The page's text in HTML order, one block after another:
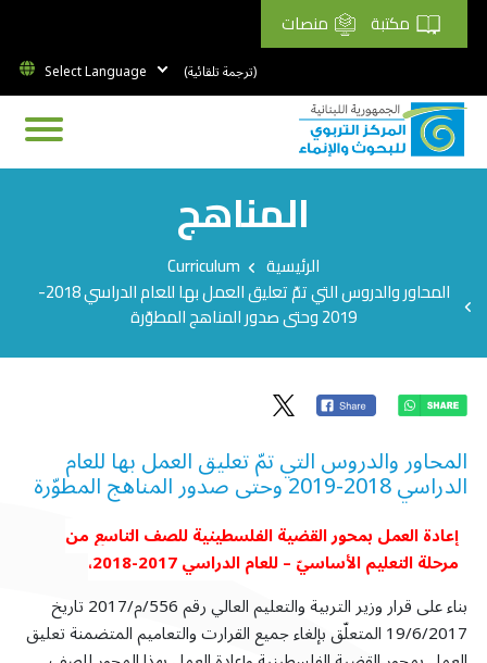
مكتبة منصات
(ترجمة تلقائية)
المناهج
Breadcrumbالرئيسية
Curriculum
المحاور والدروس التي تمّ تعليق العمل بها للعام الدراسي 2018-
2019 وحتى صدور المناهج المطوّرة
المحاور والدروس التي تمّ تعليق العمل بها للعام
الدراسي 2018-2019 وحتى صدور المناهج المطوّرة
إعادة العمل بمحور القضية الفلسطينية للصف التاسع من
مرحلة التعليم الأساسيّ – للعام الدراسي 2017-2018،
بناء على قرار وزير التربية والتعليم العالي رقم 556/م/2017 تاريخ
19/6/2017 المتعلّق بإلغاء جميع القرارت والتعاميم المتضمنة تعليق